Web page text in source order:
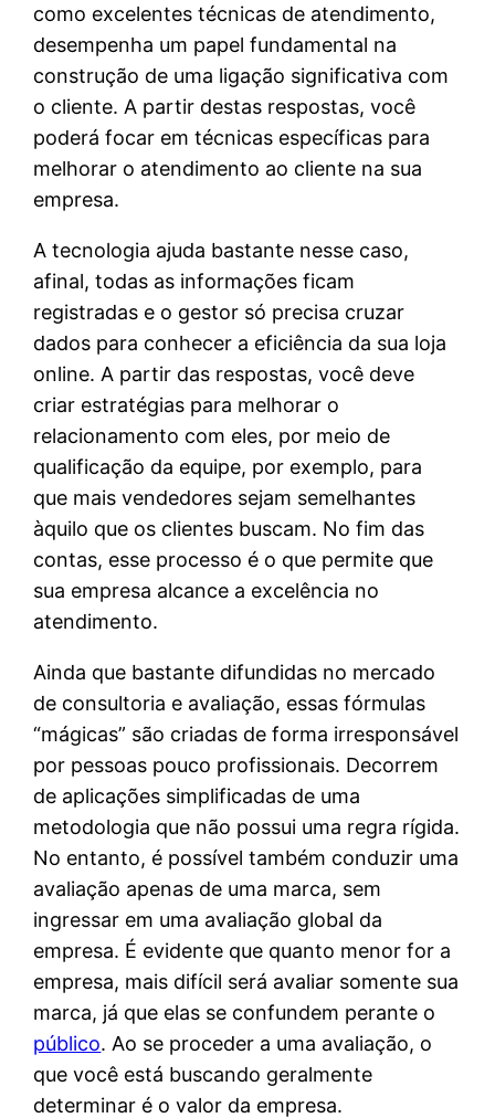
como excelentes técnicas de atendimento,
desempenha um papel fundamental na
construção de uma ligação significativa com
o cliente. A partir destas respostas, você
poderá focar em técnicas específicas para
melhorar o atendimento ao cliente na sua
empresa.
A tecnologia ajuda bastante nesse caso,
afinal, todas as informações ficam
registradas e o gestor só precisa cruzar
dados para conhecer a eficiência da sua loja
online. A partir das respostas, você deve
criar estratégias para melhorar o
relacionamento com eles, por meio de
qualificação da equipe, por exemplo, para
que mais vendedores sejam semelhantes
àquilo que os clientes buscam. No fim das
contas, esse processo é o que permite que
sua empresa alcance a excelência no
atendimento.
Ainda que bastante difundidas no mercado
de consultoria e avaliação, essas fórmulas
“mágicas” são criadas de forma irresponsável
por pessoas pouco profissionais. Decorrem
de aplicações simplificadas de uma
metodologia que não possui uma regra rígida.
No entanto, é possível também conduzir uma
avaliação apenas de uma marca, sem
ingressar em uma avaliação global da
empresa. É evidente que quanto menor for a
empresa, mais difícil será avaliar somente sua
marca, já que elas se confundem perante o
público. Ao se proceder a uma avaliação, o
que você está buscando geralmente
determinar é o valor da empresa.